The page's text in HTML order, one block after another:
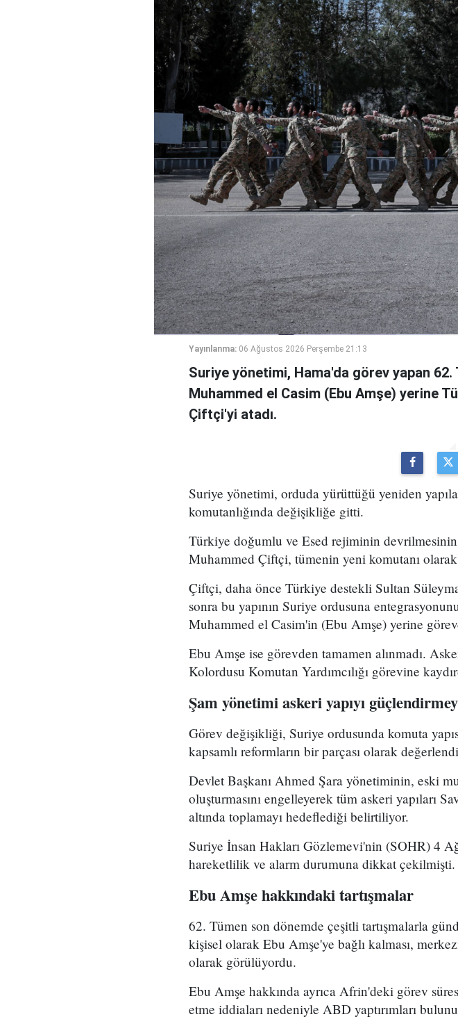
Yayınlanma: 06 Ağustos 2026 Perşembe 21:13
Suriye yönetimi, Hama'da görev yapan
Muhammed el Casim (Ebu Amşe) yerine
Çiftçi'yi atadı.
Suriye yönetimi, orduda yürüttüğü yeniden
komutanlığında değişikliğe gitti.
Türkiye doğumlu ve Esed rejiminin devrilmesinin
Muhammed Çiftçi, tümenin yeni komutanı olarak
Çiftçi, daha önce Türkiye destekli Sultan
sonra bu yapının Suriye ordusuna
Muhammed el Casim'in (Ebu Amşe) yerine
Ebu Amşe ise görevden tamamen alınmadı.
Kolordusu Komutan Yardımcılığı görevine
Şam yönetimi askeri yapıyı
Görev değişikliği, Suriye ordusunda komuta
kapsamlı reformların bir parçası olarak
Devlet Başkanı Ahmed Şara yönetiminin, eski
oluşturmasını engelleyerek tüm askeri yapıları
altında toplamayı hedeflediği belirtiliyor.
Suriye İnsan Hakları Gözlemevi'nin (SOHR) 4
hareketlilik ve alarm durumuna dikkat çekilmişti.
Ebu Amşe hakkındaki tartışmalar
62. Tümen son dönemde çeşitli tartışmalarla
kişisel olarak Ebu Amşe'ye bağlı kalması,
olarak görülüyordu.
Ebu Amşe hakkında ayrıca Afrin'deki görev
etme iddiaları nedeniyle ABD yaptırımları